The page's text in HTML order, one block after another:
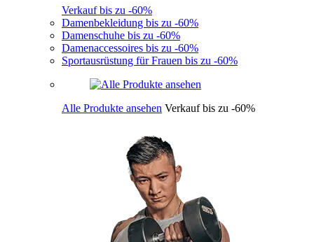
Verkauf bis zu -60%
Damenbekleidung bis zu -60%
Damenschuhe bis zu -60%
Damenaccessoires bis zu -60%
Sportausrüstung für Frauen bis zu -60%
Alle Produkte ansehen Verkauf bis zu -60%